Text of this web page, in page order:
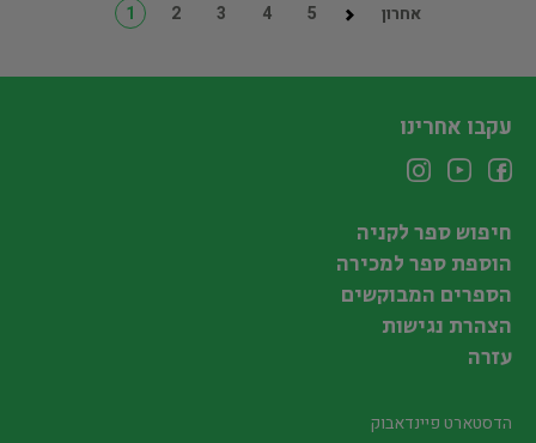
1 2 3 4 5 אחרון
עקבו אחרינו
חיפוש ספר לקניה
הוספת ספר למכירה
הספרים המבוקשים
הצהרת נגישות
עזרה
הדסטארט פיינדאבוק